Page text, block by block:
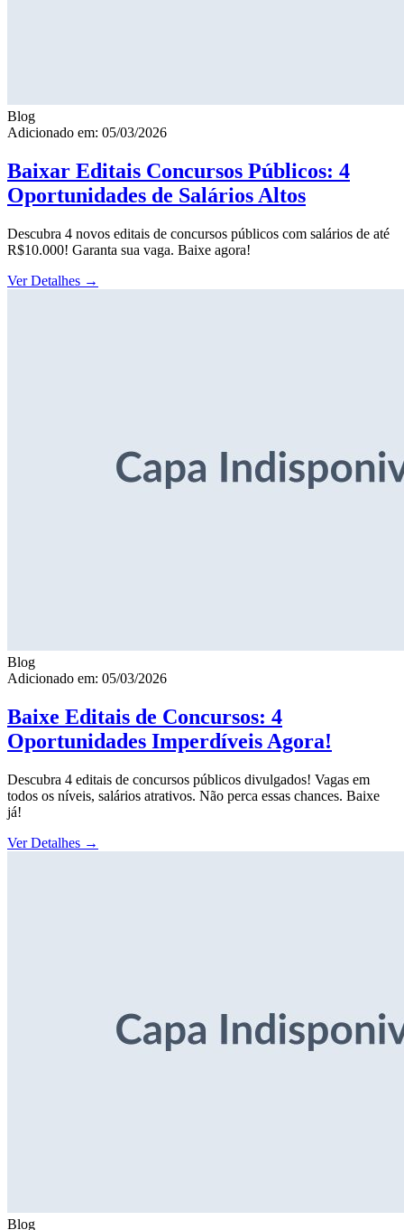
Blog
Adicionado em: 05/03/2026
Baixar Editais Concursos Públicos: 4
Oportunidades de Salários Altos
Descubra 4 novos editais de concursos públicos com salários de até
R$10.000! Garanta sua vaga. Baixe agora!
Ver Detalhes →
Blog
Adicionado em: 05/03/2026
Baixe Editais de Concursos: 4
Oportunidades Imperdíveis Agora!
Descubra 4 editais de concursos públicos divulgados! Vagas em
todos os níveis, salários atrativos. Não perca essas chances. Baixe
já!
Ver Detalhes →
Blog